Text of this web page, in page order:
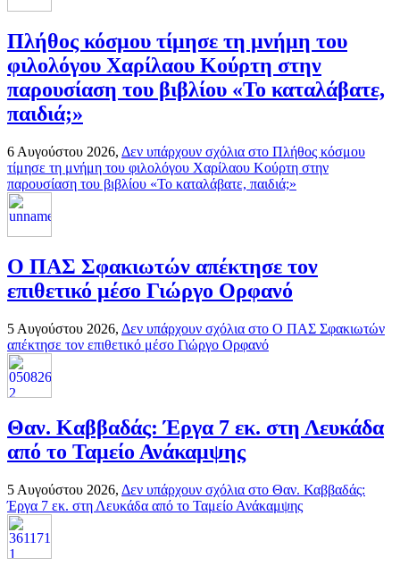
Πλήθος κόσμου τίμησε τη μνήμη του
φιλολόγου Χαρίλαου Κούρτη στην
παρουσίαση του βιβλίου «Το καταλάβατε,
παιδιά;»
6 Αυγούστου 2026, Δεν υπάρχουν σχόλια στο Πλήθος κόσμου
τίμησε τη μνήμη του φιλολόγου Χαρίλαου Κούρτη στην
παρουσίαση του βιβλίου «Το καταλάβατε, παιδιά;»
Ο ΠΑΣ Σφακιωτών απέκτησε τον
επιθετικό μέσο Γιώργο Ορφανό
5 Αυγούστου 2026, Δεν υπάρχουν σχόλια στο Ο ΠΑΣ Σφακιωτών
απέκτησε τον επιθετικό μέσο Γιώργο Ορφανό
Θαν. Καββαδάς: Έργα 7 εκ. στη Λευκάδα
από το Ταμείο Ανάκαμψης
5 Αυγούστου 2026, Δεν υπάρχουν σχόλια στο Θαν. Καββαδάς:
Έργα 7 εκ. στη Λευκάδα από το Ταμείο Ανάκαμψης